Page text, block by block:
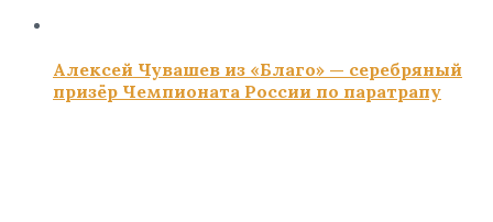
Алексей Чувашев из «Благо» — серебряный
призёр Чемпионата России по паратрапу